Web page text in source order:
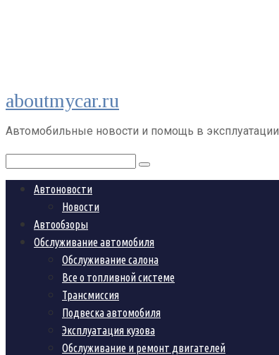
Перейти
к
контенту
aboutmycar.ru
Автомобильные новости и помощь в эксплуатации
Поиск:
Автоновости
Новости
Автообзоры
Обслуживание автомобиля
Обслуживание салона
Все о топливной системе
Трансмиссия
Подвеска автомобиля
Эксплуатация кузова
Обслуживание и ремонт двигателей